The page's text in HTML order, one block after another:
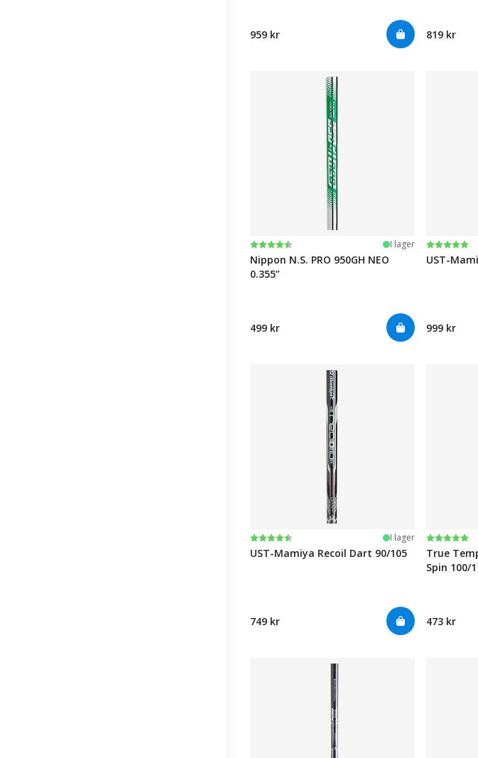
959 kr 819 kr
Betyg:
4.6 utav 5 stjärnor I lager
Nippon N.S. PRO 950GH NEO
0.355”
499 kr
Betyg:
5.0 utav
UST-
999 kr
Betyg:
4.7 utav 5 stjärnor I lager
UST-Mamiya Recoil Dart 90/105
749 kr
Betyg:
5.0 utav
True
Spin 100/
473 kr